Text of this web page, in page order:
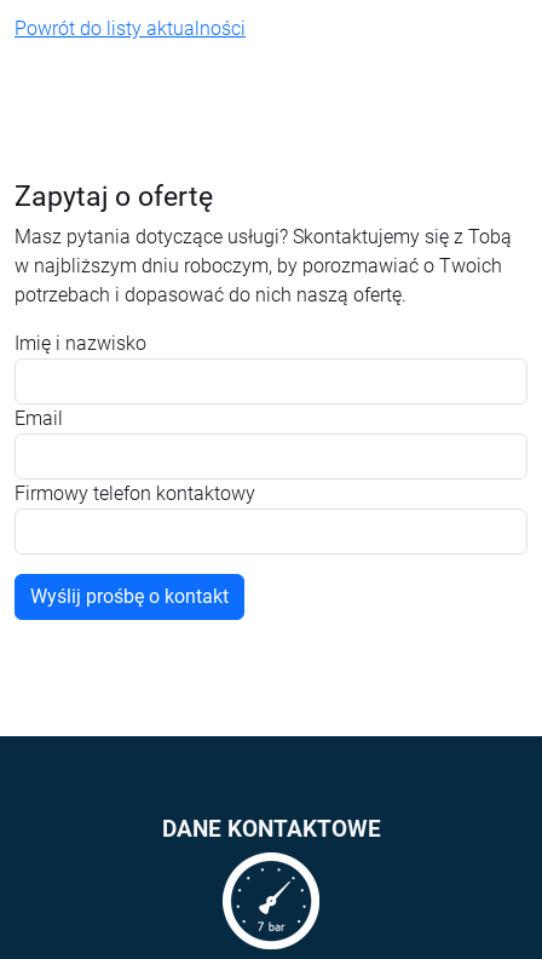
Powrót do listy aktualności
Zapytaj o ofertę
Masz pytania dotyczące usługi? Skontaktujemy się z Tobą
w najbliższym dniu roboczym, by porozmawiać o Twoich
potrzebach i dopasować do nich naszą ofertę.
Imię i nazwisko
Email
Firmowy telefon kontaktowy
DANE KONTAKTOWE